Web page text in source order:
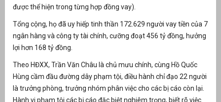
được thể hiện trong từng hợp đồng vay).
Tổng cộng, họ đã uy hiếp tinh thần 172.629 người vay tiền của 7
ngân hàng và công ty tài chính, cưỡng đoạt 456 tỷ đồng, hưởng
lợi hơn 168 tỷ đồng.
Theo HĐXX, Trần Văn Châu là chủ mưu chính, cùng Hồ Quốc
Hùng cầm đầu đường dây phạm tội, điều hành chỉ đạo 22 người
là trưởng phòng, trưởng nhóm phân việc cho các bị cáo còn lại.
Hành vi phạm tội các bị cáo đặc biệt nghiêm trọng, biết rõ việc